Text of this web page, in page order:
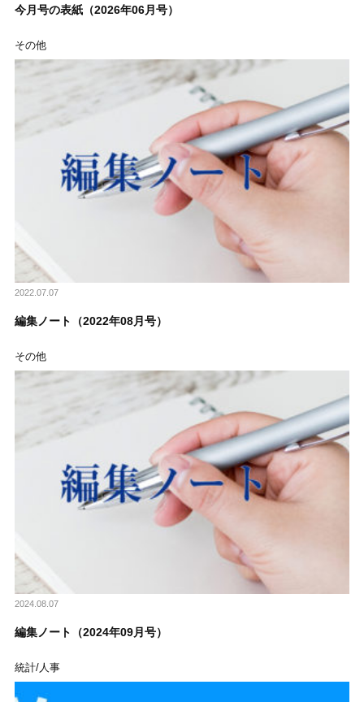
今月号の表紙（2026年06月号）
その他
2022.07.07
編集ノート（2022年08月号）
その他
2024.08.07
編集ノート（2024年09月号）
統計/人事